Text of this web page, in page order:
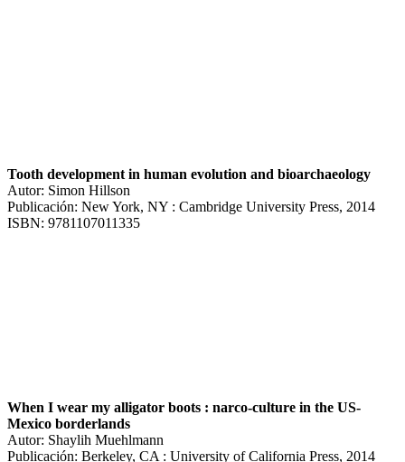
Tooth development in human evolution and bioarchaeology
Autor: Simon Hillson
Publicación: New York, NY : Cambridge University Press, 2014
ISBN: 9781107011335
When I wear my alligator boots : narco-culture in the US-
Mexico borderlands
Autor: Shaylih Muehlmann
Publicación: Berkeley, CA : University of California Press, 2014